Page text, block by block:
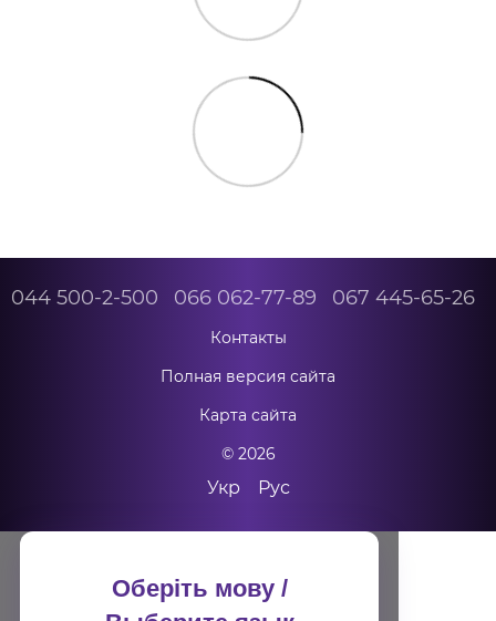
044 500-2-500 066 062-77-89 067 445-65-26
Контакты
Полная версия сайта
Карта сайта
© 2026
Укр Рус
Оберіть мову /